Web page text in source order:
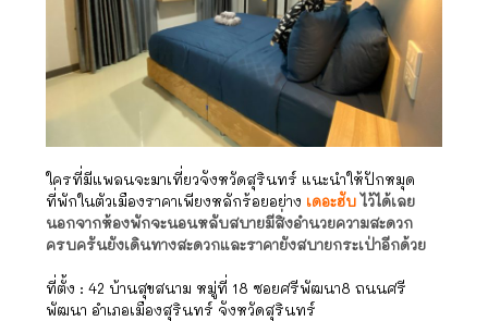
ใครที่มีแพลนจะมาเที่ยวจังหวัดสุรินทร์ แนะนำให้ปักหมุด
ที่พักในตัวเมืองราคาเพียงหลักร้อยอย่าง เดอะฮับไว้ได้เลย
นอกจากห้องพักจะนอนหลับสบายมีสิ่งอำนวยความสะดวก
ครบครันยังเดินทางสะดวกและราคายังสบายกระเป่าอีกด้วย
ที่ตั้ง : 42 บ้านสุขสนาม หมู่ที่ 18 ซอยศรีพัฒนา8 ถนนศรี
พัฒนา อำเภอเมืองสุรินทร์ จังหวัดสุรินทร์